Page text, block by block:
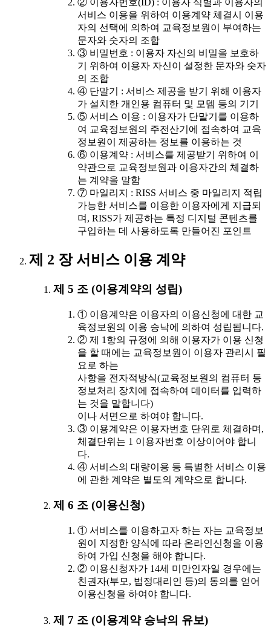
② 이용자번호(ID) : 이용자 식별과 이용자의
서비스 이용을 위하여 이용계약 체결시 이용
자의 선택에 의하여 교육정보원이 부여하는
문자와 숫자의 조합
③ 비밀번호 : 이용자 자신의 비밀을 보호하
기 위하여 이용자 자신이 설정한 문자와 숫자
의 조합
④ 단말기 : 서비스 제공을 받기 위해 이용자
가 설치한 개인용 컴퓨터 및 모뎀 등의 기기
⑤ 서비스 이용 : 이용자가 단말기를 이용하
여 교육정보원의 주전산기에 접속하여 교육
정보원이 제공하는 정보를 이용하는 것
⑥ 이용계약 : 서비스를 제공받기 위하여 이
약관으로 교육정보원과 이용자간의 체결하
는 계약을 말함
⑦ 마일리지 : RISS 서비스 중 마일리지 적립
가능한 서비스를 이용한 이용자에게 지급되
며, RISS가 제공하는 특정 디지털 콘텐츠를
구입하는 데 사용하도록 만들어진 포인트
제 2 장 서비스 이용 계약
제 5 조 (이용계약의 성립)
① 이용계약은 이용자의 이용신청에 대한 교
육정보원의 이용 승낙에 의하여 성립됩니다.
② 제 1항의 규정에 의해 이용자가 이용 신청
을 할 때에는 교육정보원이 이용자 관리시 필
요로 하는
사항을 전자적방식(교육정보원의 컴퓨터 등
정보처리 장치에 접속하여 데이터를 입력하
는 것을 말합니다)
이나 서면으로 하여야 합니다.
③ 이용계약은 이용자번호 단위로 체결하며,
체결단위는 1 이용자번호 이상이어야 합니
다.
④ 서비스의 대량이용 등 특별한 서비스 이용
에 관한 계약은 별도의 계약으로 합니다.
제 6 조 (이용신청)
① 서비스를 이용하고자 하는 자는 교육정보
원이 지정한 양식에 따라 온라인신청을 이용
하여 가입 신청을 해야 합니다.
② 이용신청자가 14세 미만인자일 경우에는
친권자(부모, 법정대리인 등)의 동의를 얻어
이용신청을 하여야 합니다.
제 7 조 (이용계약 승낙의 유보)